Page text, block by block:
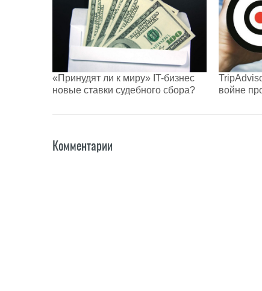
«Принудят ли к миру» IT-бизнес
новые ставки судебного сбора?
войне
Комментарии